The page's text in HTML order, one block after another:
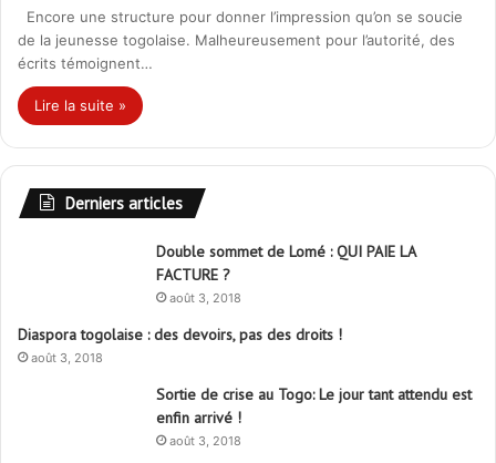
Encore une structure pour donner l’impression qu’on se soucie
de la jeunesse togolaise. Malheureusement pour l’autorité, des
écrits témoignent…
Lire la suite »
Derniers articles
Double sommet de Lomé : QUI PAIE LA
FACTURE ?
août 3, 2018
Diaspora togolaise : des devoirs, pas des droits !
août 3, 2018
Sortie de crise au Togo: Le jour tant attendu est
enfin arrivé !
août 3, 2018